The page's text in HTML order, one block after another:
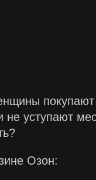
покупают
не уступают
Озон: